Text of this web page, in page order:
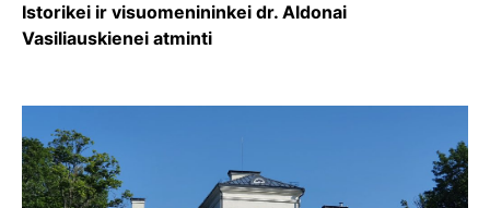
Istorikei ir visuomenininkei dr. Aldonai
Vasiliauskienei atminti